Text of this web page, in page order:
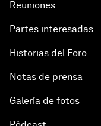
Reuniones
Partes interesadas
Historias del Foro
Notas de prensa
Galería de fotos